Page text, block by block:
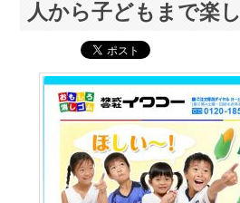
人から子どもまで楽